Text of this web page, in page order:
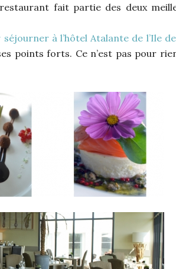
fait partie des deux
à l’hôtel Atalante de l’Ile
points forts. Ce n’est pas pour rien